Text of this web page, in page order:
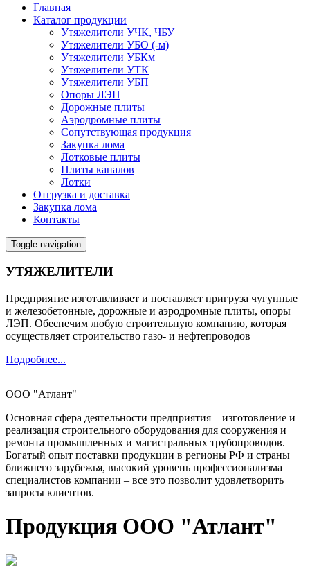
Главная
Каталог продукции
Утяжелители УЧК, ЧБУ
Утяжелители УБО (-м)
Утяжелители УБКм
Утяжелители УТК
Утяжелители УБП
Опоры ЛЭП
Дорожные плиты
Аэродромные плиты
Сопутствующая продукция
Закупка лома
Лотковые плиты
Плиты каналов
Лотки
Отгрузка и доставка
Закупка лома
Контакты
Toggle navigation
УТЯЖЕЛИТЕЛИ
Предприятие изготавливает и поставляет пригруза чугунные
и железобетонные, дорожные и аэродромные плиты, опоры
ЛЭП. Обеспечим любую строительную компанию, которая
осуществляет строительство газо- и нефтепроводов
Подробнее...
ООО "Атлант"
Основная сфера деятельности предприятия – изготовление и
реализация строительного оборудования для сооружения и
ремонта промышленных и магистральных трубопроводов.
Богатый опыт поставки продукции в регионы РФ и страны
ближнего зарубежья, высокий уровень профессионализма
специалистов компании – все это позволит удовлетворить
запросы клиентов.
Продукция ООО "Атлант"